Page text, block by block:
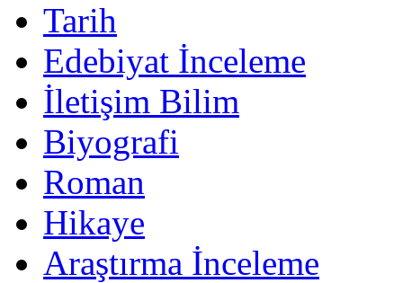
Tarih
Edebiyat İnceleme
İletişim Bilim
Biyografi
Roman
Hikaye
Araştırma İnceleme